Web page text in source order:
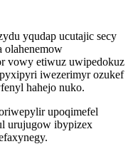
yqudap ucutajic secy
olahenemow
vowy etiwuz uwipedokuz
iwezerimyr ozukef
hahejo nuko.
upoqimefel
urujugow ibypizex